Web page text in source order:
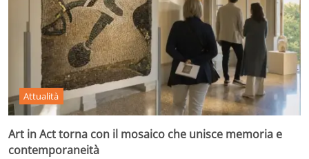
Attualità
Art in Act torna con il mosaico che unisce memoria e
contemporaneità